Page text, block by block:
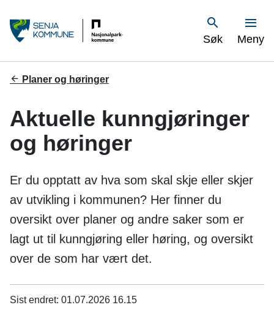
S
e
a
k
o
m
m
u
e
Søk Vis
Meny
Du
her:
Planer og høringer
Aktuelle kunngjøringer
og høringer
Er du opptatt av hva som skal skje eller skjer
av utvikling i kommunen? Her finner du
oversikt over planer og andre saker som er
lagt ut til kunngjøring eller høring, og oversikt
over de som har vært det.
Sist endret 01.07.2026 16.15